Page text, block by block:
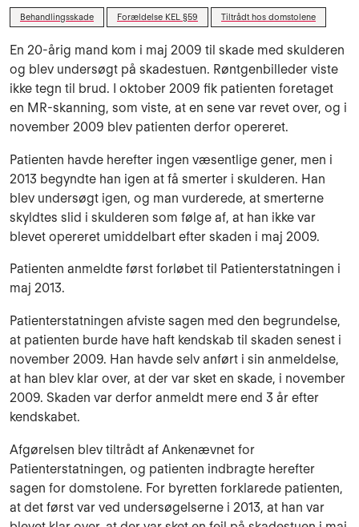
Behandlingsskade Forældelse KEL §59 Tiltrådt hos domstolene
En 20-årig mand kom i maj 2009 til skade med skulderen
og blev undersøgt på skadestuen. Røntgenbilleder viste
ikke tegn til brud. I oktober 2009 fik patienten foretaget
en MR-skanning, som viste, at en sene var revet over, og i
november 2009 blev patienten derfor opereret.
Patienten havde herefter ingen væsentlige gener, men i
2013 begyndte han igen at få smerter i skulderen. Han
blev undersøgt igen, og man vurderede, at smerterne
skyldtes slid i skulderen som følge af, at han ikke var
blevet opereret umiddelbart efter skaden i maj 2009.
Patienten anmeldte først forløbet til Patienterstatningen i
maj 2013.
Patienterstatningen afviste sagen med den begrundelse,
at patienten burde have haft kendskab til skaden senest i
november 2009. Han havde selv anført i sin anmeldelse,
at han blev klar over, at der var sket en skade, i november
2009. Skaden var derfor anmeldt mere end 3 år efter
kendskabet.
Afgørelsen blev tiltrådt af Ankenævnet for
Patienterstatningen, og patienten indbragte herefter
sagen for domstolene. For byretten forklarede patienten,
at det først var ved undersøgelserne i 2013, at han var